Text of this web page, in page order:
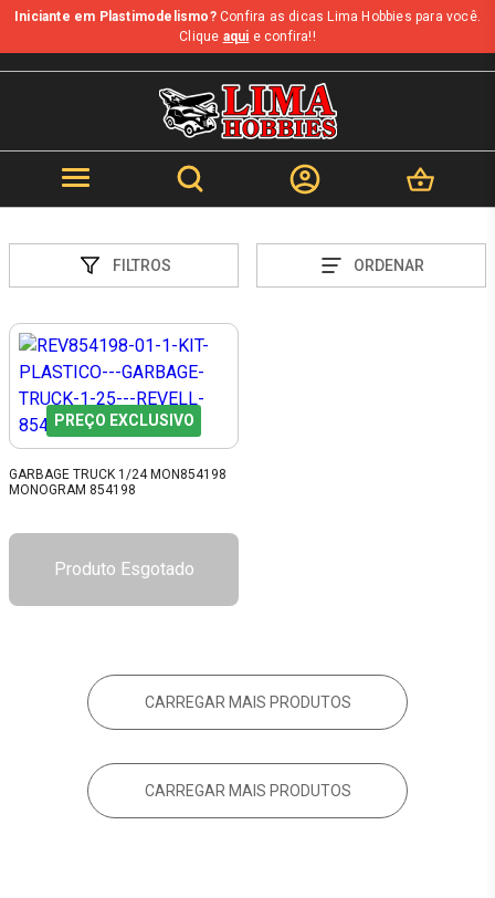
Iniciante em Plastimodelismo?Confira as dicas Lima Hobbies para você.
Clique aqui e confira!!
FILTROS ORDENAR
PREÇO EXCLUSIVO
GARBAGE TRUCK 1/24 MON854198
MONOGRAM 854198
Produto Esgotado
CARREGAR MAIS PRODUTOS
CARREGAR MAIS PRODUTOS